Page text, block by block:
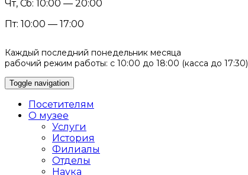
Чт, Сб: 10:00 — 20:00
Пт: 10:00 — 17:00
Каждый последний понедельник месяца
рабочий режим работы: с 10:00 до 18:00 (касса до 17:30)
Toggle navigation
Посетителям
О музее
Услуги
История
Филиалы
Отделы
Наука